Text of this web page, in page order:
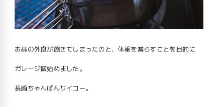
お昼の外食が飽きてしまったのと、体重を減らすことを目的に
ガレージ飯始めました。
長崎ちゃんぽんサイコー。